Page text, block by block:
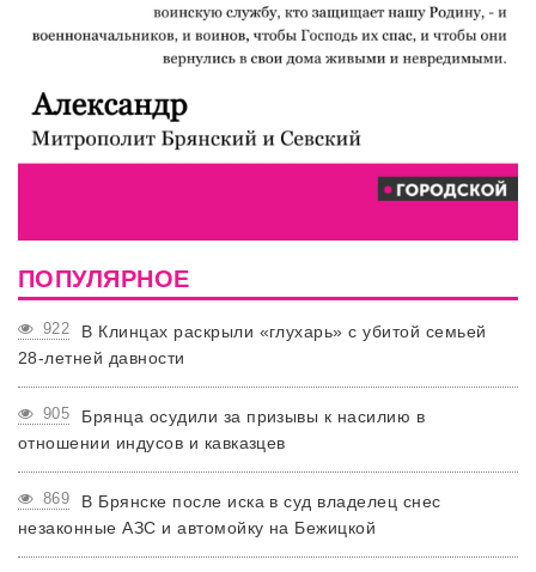
ПОПУЛЯРНОЕ
922
В Клинцах раскрыли «глухарь» с убитой семьей
28-летней давности
905
Брянца осудили за призывы к насилию в
отношении индусов и кавказцев
869
В Брянске после иска в суд владелец снес
незаконные АЗС и автомойку на Бежицкой